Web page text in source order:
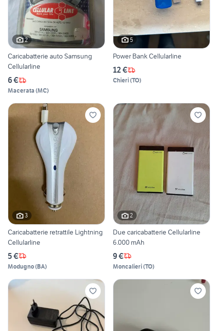
2
Caricabatterie auto Samsung
Cellularline
6 €
Macerata (MC)
5
Power Bank Cellularline
12 €
Chieri(TO)
3
Caricabatterie retrattile Lightning
Cellularline
5 €
Modugno(BA)
2
Due caricabatterie Cellularline
6.000 mAh
9 €
Moncalieri(TO)